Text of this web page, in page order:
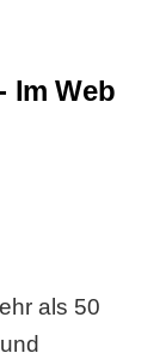
Im Web
als 50